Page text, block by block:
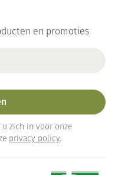
en promoties
zich in voor onze
privacy policy.